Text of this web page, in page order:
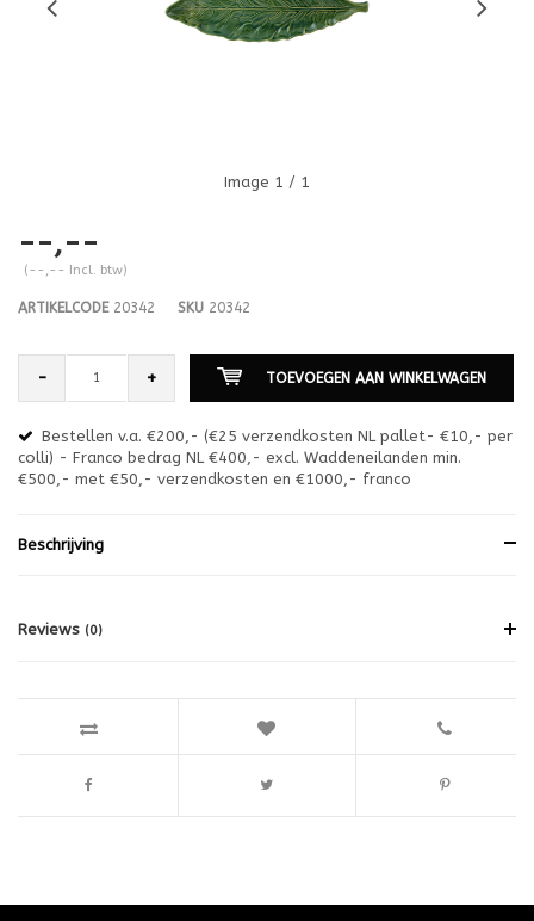
Image 1 / 1
--,--
(--,-- Incl. btw)
ARTIKELCODE20342 SKU 20342
- + TOEVOEGEN AAN WINKELWAGEN
Bestellen v.a. €200,- (€25 verzendkosten NL pallet- €10,- per
colli) - Franco bedrag NL €400,- excl. Waddeneilanden min.
€500,- met €50,- verzendkosten en €1000,- franco
Beschrijving
Reviews (0)